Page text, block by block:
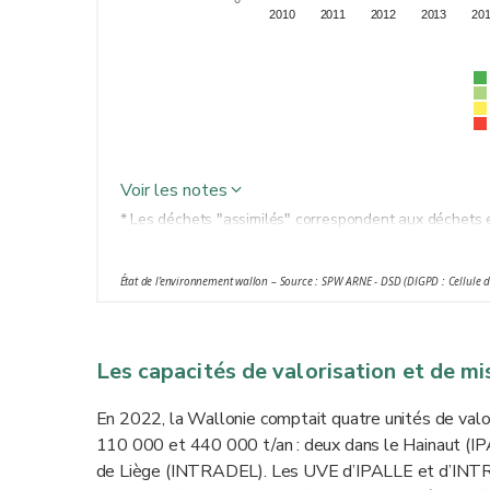
2010 2011 2012 2013
Voir les notes
* Les déchets "assimilés" correspondent aux
sont collectés par les pouvoirs publics : déchets
*** Toute opération de valorisation par laquelle les
énergétique, la conversion pour l'utilisation comme
**** Récupération de l’énergie produite par
niveau.
État de l’environnement wallon – Source : SPW ARNE - DSD (DIGPD : Cellule
Les capacités de valorisation et de
En 2022, la Wallonie comptait quatre unités de
110 000 et 440 000 t/an : deux dans le Hainaut
de Liège (INTRADEL). Les UVE d’IPALLE et